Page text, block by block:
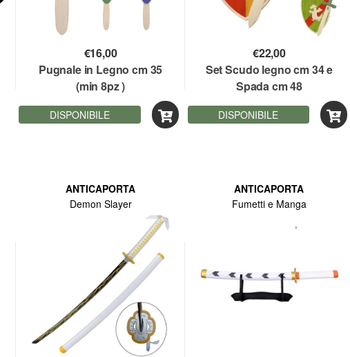
€16,00
Pugnale in Legno cm 35
(min 8pz )
DISPONIBILE
€22,00
Set Scudo legno cm 34 e
Spada cm 48
DISPONIBILE
ANTICAPORTA
Demon Slayer
ANTICAPORTA
Fumetti e Manga